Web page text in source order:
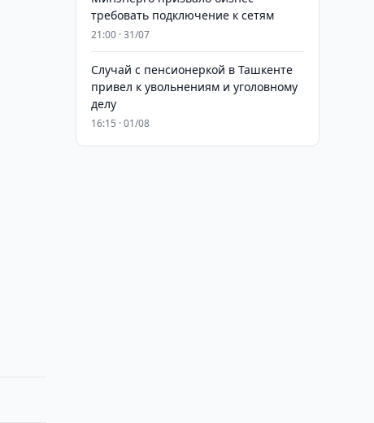
требовать подключение к сетям
21:00 · 31/07
Случай с пенсионеркой в Ташкенте
привел к увольнениям и уголовному
делу
16:15 · 01/08